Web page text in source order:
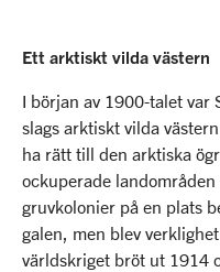
Ett arktiskt vilda västern
I början av 1900-talet var
slags arktiskt vilda
ha rätt till den arktiska
ockuperade
gruvkolonier på en plats
galen, men blev
världskriget bröt ut 1914